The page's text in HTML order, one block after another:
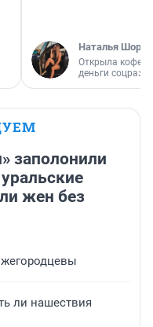
Наталья
Открыла
деньги
заполонили
жен без
ли нашествия